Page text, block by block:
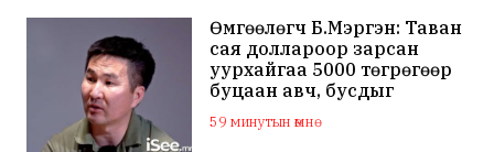
Өмгөөлөгч Б.Мэргэн: Таван
сая доллароор зарсан
уурхайгаа 5000 төгрөгөөр
буцаан авч, бусдыг
залилсан Ө.Ганзоригийн
өмгөөлөгч ёс зүйгүйгээр
59 минутын өмнө